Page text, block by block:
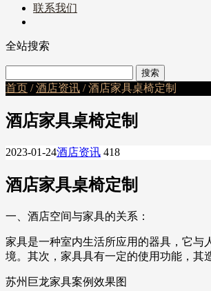
联系我们
全站搜索
首页 /酒店资讯 / 酒店家具桌椅定制
酒店家具桌椅定制
2023-01-24酒店资讯 418
酒店家具桌椅定制
一、酒店空间与家具的关系：
家具是一种室内生活所应用的器具，它与
境。其次，家具具有一定的使用功能，其
苏州巨龙家具案例效果图